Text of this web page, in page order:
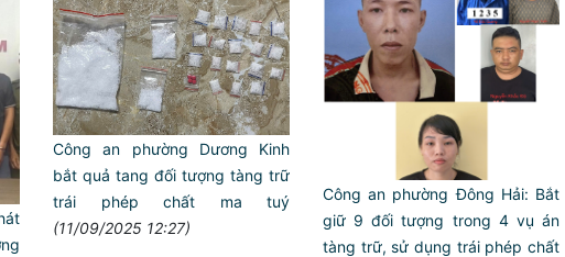
Công an phường Dương Kinh
bắt quả tang đối tượng tàng trữ
trái phép chất ma tuý
(11/09/2025 12:27)
Công an phường Đông Hải: Bắt
giữ 9 đối tượng trong 4 vụ án
tàng trữ, sử dụng trái phép chất